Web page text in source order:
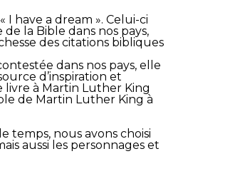
have a dream ». Celui-ci
la Bible dans nos pays,
des citations bibliques
dans nos pays, elle
d’inspiration et
livre à Martin Luther King
de Martin Luther King à
temps, nous avons choisi
aussi les personnages et